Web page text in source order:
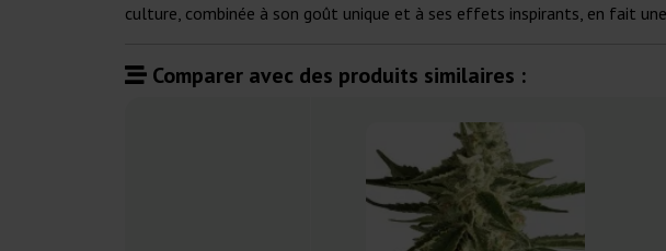
culture, combinée à son goût unique et à ses effets inspirants, en fait
Comparer avec des produits similaires :